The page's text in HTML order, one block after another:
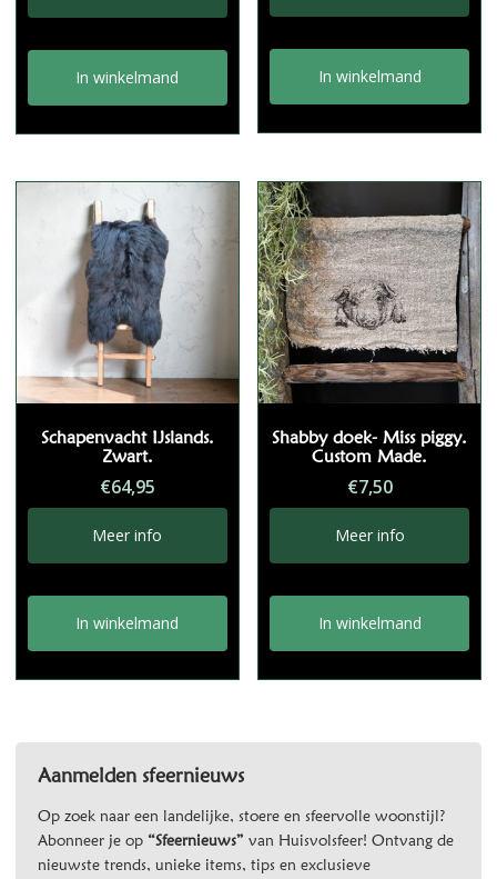
€7,50.€4,95.
In winkelmand In winkelmand
Schapenvacht IJslands.
Zwart.
€64,95
Meer info
In winkelmand
Shabby doek- Miss piggy.
Custom Made.
€7,50
Meer info
In winkelmand
Aanmelden sfeernieuws
Op zoek naar een landelijke, stoere en sfeervolle woonstijl?
Abonneer je op “Sfeernieuws” van Huisvolsfeer! Ontvang de
nieuwste trends, unieke items, tips en exclusieve